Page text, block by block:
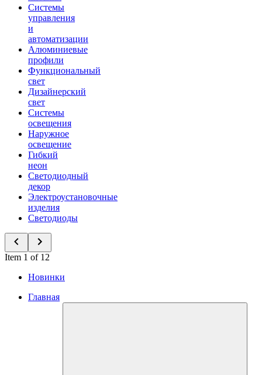
Системы
управления
и
автоматизации
Алюминиевые
профили
Функциональный
свет
Дизайнерский
свет
Системы
освещения
Наружное
освещение
Гибкий
неон
Светодиодный
декор
Электроустановочные
изделия
Светодиоды
Item 1 of 12
Новинки
Главная